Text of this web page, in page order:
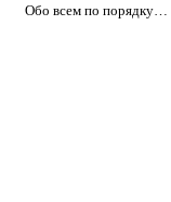
Обо всем по порядку…